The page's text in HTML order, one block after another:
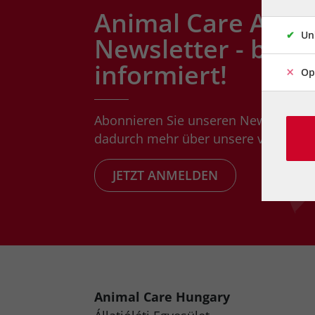
Animal Care
Newsletter -
informiert!
Abonnieren Sie unseren Newsletter
dadurch mehr über unsere
JETZT ANMELDEN
Animal Care Hungary